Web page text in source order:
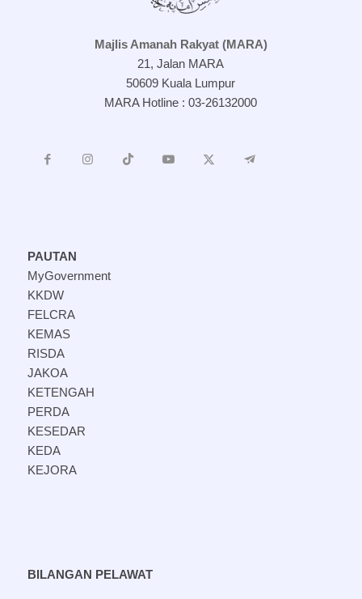
Majlis Amanah Rakyat (MARA)
21, Jalan MARA
50609 Kuala Lumpur
MARA Hotline : 03-26132000
PAUTAN
MyGovernment
KKDW
FELCRA
KEMAS
RISDA
JAKOA
KETENGAH
PERDA
KESEDAR
KEDA
KEJORA
BILANGAN PELAWAT